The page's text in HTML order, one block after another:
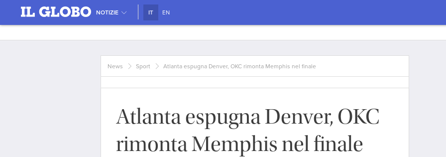
NOTIZIE IT EN
News Sport Atlanta espugna Denver, OKC rimonta Memphis nel finale
Atlanta espugna Denver, OKC
rimonta Memphis nel finale